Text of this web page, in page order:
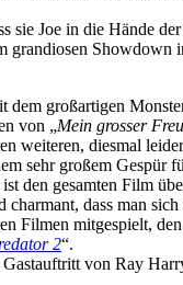
Joe in die Hände
dem großartigen
von „Mein grosser
weiteren, diesmal
sehr großem Gespür
den gesamten Film
dass man
mitgespielt,
2“.
von Ray